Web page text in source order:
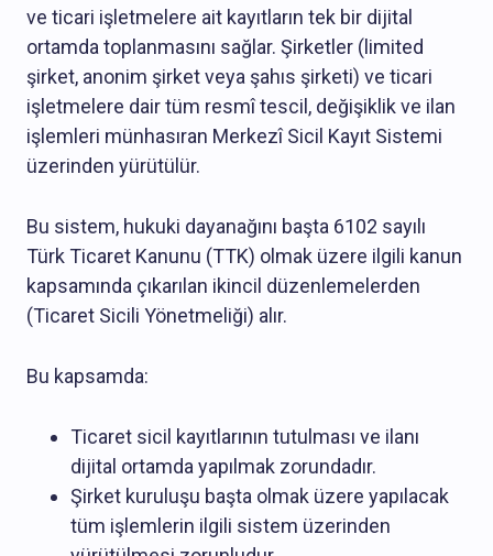
ve ticari işletmelere ait kayıtların tek bir dijital
ortamda toplanmasını sağlar. Şirketler (limited
şirket, anonim şirket veya şahıs şirketi) ve ticari
işletmelere dair tüm resmî tescil, değişiklik ve ilan
işlemleri münhasıran Merkezî Sicil Kayıt Sistemi
üzerinden yürütülür.
Bu sistem, hukuki dayanağını başta 6102 sayılı
Türk Ticaret Kanunu (TTK) olmak üzere ilgili kanun
kapsamında çıkarılan ikincil düzenlemelerden
(Ticaret Sicili Yönetmeliği) alır.
Bu kapsamda:
Ticaret sicil kayıtlarının tutulması ve ilanı
dijital ortamda yapılmak zorundadır.
Şirket kuruluşu başta olmak üzere yapılacak
tüm işlemlerin ilgili sistem üzerinden